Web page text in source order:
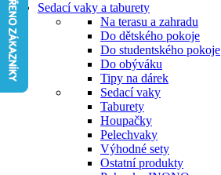
Sedací vaky a taburety
Na terasu a zahradu
Do dětského pokoje
Do studentského pokoje
Do obýváku
Tipy na dárek
Sedací vaky
Taburety
Houpačky
Pelechvaky
Výhodné sety
Ostatní produkty